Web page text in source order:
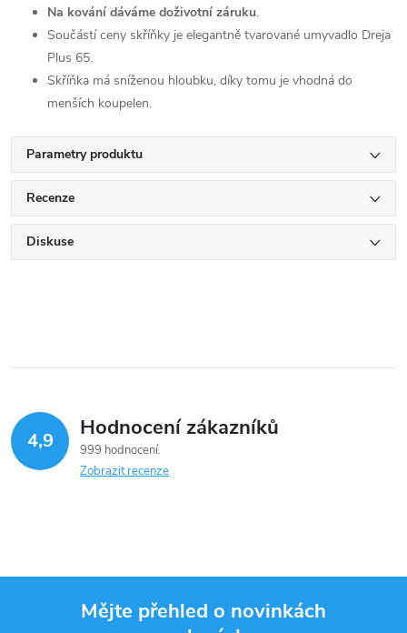
Na kování dáváme doživotní záruku.
Součástí ceny skříňky je elegantně tvarované umyvadlo Dreja
Plus 65.
Skříňka má sníženou hloubku, díky tomu je vhodná do
menších koupelen.
Parametry produktu
Recenze
Diskuse
4,9 Hodnocení zákazníků
999 hodnocení
Zobrazit recenze
Mějte přehled o novinkách